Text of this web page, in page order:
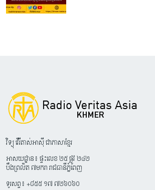
វិទ្យុ វើរីតាស់អាស៊ី ជាភាសាខ្មែរ
អាសយដ្ឋាន៖ ផ្ទះលេខ ២៥ ផ្លូវ ២៤២
បឹងព្រលិត ៧មករា រាជធានីភ្នំពេញ
ទូរសព្ទ៖ +៨៥៥ ១៧ ៧២៦០៦០